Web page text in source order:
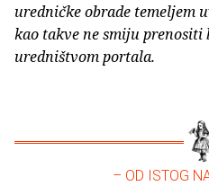
uredničke obrade temeljem
kao takve ne smiju prenositi
uredništvom portala.
– OD ISTOG